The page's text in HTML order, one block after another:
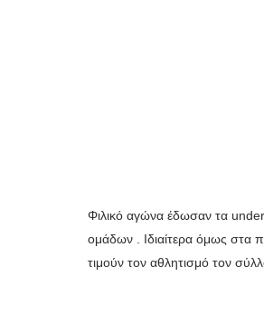
Φιλικό αγώνα έδωσαν τα
ομάδων . Ιδιαίτερα όμως στα
τιμούν τον αθλητισμό τον